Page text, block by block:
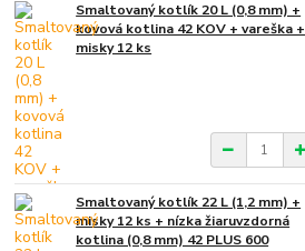
Smaltovaný kotlík 20 L (0,8 mm) +
kovová kotlina 42 KOV + vareška +
misky 12 ks
Smaltovaný kotlík 22 L (1,2 mm) +
misky 12 ks + nízka žiaruvzdorná
kotlina (0,8 mm) 42 PLUS 600